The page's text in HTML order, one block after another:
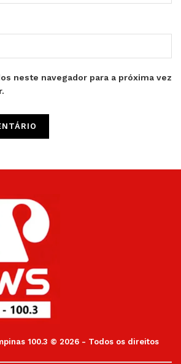
neste navegador para a próxima vez
100.3 © 2026 - Todos os direitos